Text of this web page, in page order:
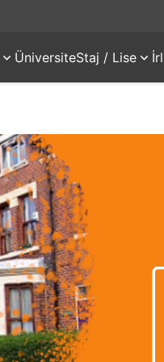
ÜniversiteStaj / Lise